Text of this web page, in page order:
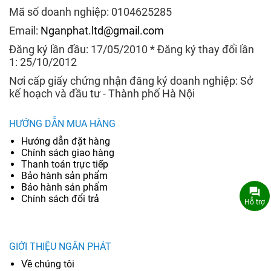
Chậu rửa bát TADICO Chậu rửa bát Dolson
Chậu rửa bát Keeper Chậu rửa bát JOMOO
Chậu rửa bát KOSCO Chậu rửa bát HENRY
Standard
Chậu rửa bát Shoider
Mã số doanh nghiệp: 0104625285
Email: Nganphat.ltd@gmail.com
Đăng ký lần đầu: 17/05/2010 * Đăng ký thay đổi lần
1: 25/10/2012
Nơi cấp giấy chứng nhận đăng ký doanh nghiệp: Sở
kế hoạch và đầu tư - Thành phố Hà Nội
HƯỚNG DẪN MUA HÀNG
Hướng dẫn đặt hàng
Chính sách giao hàng
Thanh toán trực tiếp
Bảo hành sản phẩm
Bảo hành sản phẩm
Chính sách đổi trả
GIỚI THIỆU NGÂN PHÁT
Về chúng tôi
Hỗ trợ